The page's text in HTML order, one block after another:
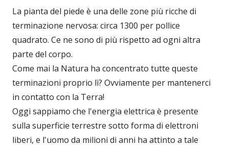
La pianta del piede è una delle zone più ricche di
terminazione nervosa: circa 1300 per pollice
quadrato. Ce ne sono di più rispetto ad ogni altra
parte del corpo.
Come mai la Natura ha concentrato tutte queste
terminazioni proprio lì? Ovviamente per mantenerci
in contatto con la Terra!
Oggi sappiamo che l'energia elettrica è presente
sulla superficie terrestre sotto forma di elettroni
liberi, e l'uomo da milioni di anni ha attinto a tale